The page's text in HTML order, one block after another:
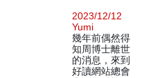
2023/12/12
Yumi
幾年前偶然得
知周博士離世
的消息，來到
好讀網站總會